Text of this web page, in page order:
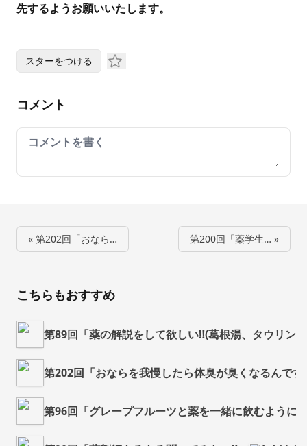
先するようお願いいたします。
スターをつける
コメント
Your comment
« 第202回「おなら… 第200回「薬学生… »
こちらもおすすめ
第89回「薬の解説をして欲しい‼️(葛根湯、タウリン
第202回「おならを我慢したら体臭が臭くなるんで
第96回「グレープフルーツと薬を一緒に飲むよう